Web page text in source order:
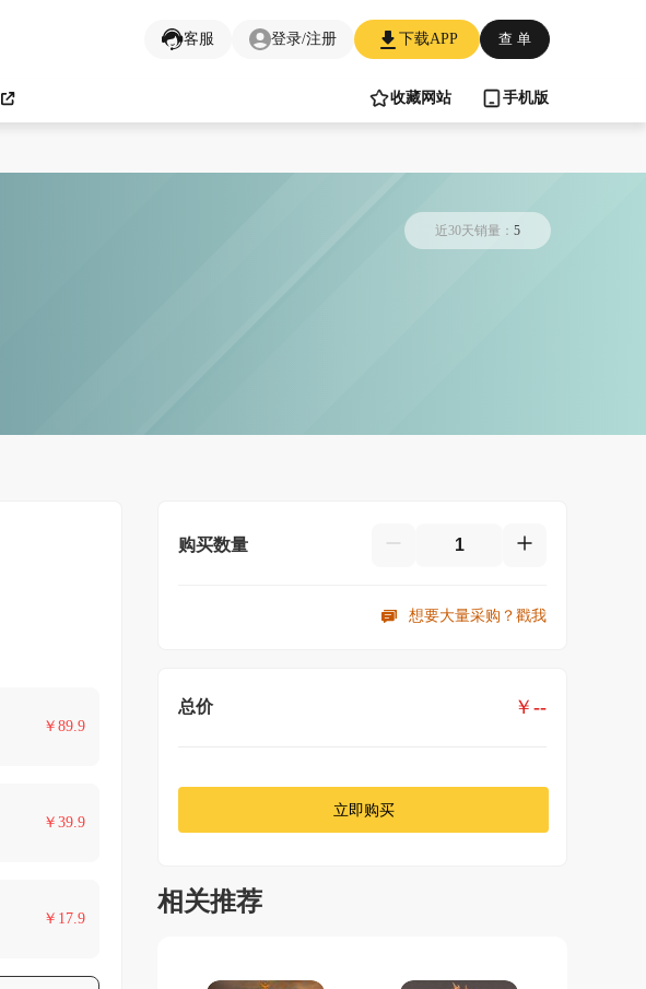
客服 登录/注册 下载APP 查 单
收藏网站 手机版
近30天销量： 5
￥ 89.9
￥ 39.9
￥ 17.9
购买数量
想要大量采购？戳我
总价 ￥ --
立即购买
相关推荐